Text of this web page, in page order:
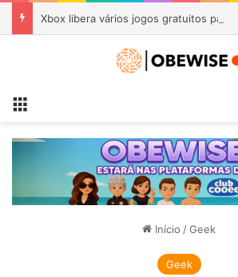
Início /Geek
Geek